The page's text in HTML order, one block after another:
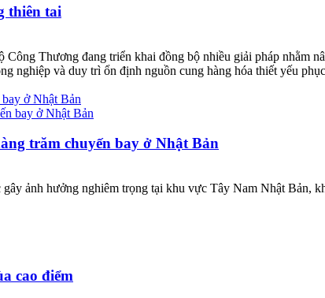
thiên tai
Thương đang triển khai đồng bộ nhiều giải pháp nhằm
nghiệp và duy trì ổn định nguồn cung hàng hóa thiết yếu
ở Nhật Bản
trăm chuyến bay ở Nhật Bản
ảnh hưởng nghiêm trọng tại khu vực Tây Nam Nhật Bản,
cao điểm